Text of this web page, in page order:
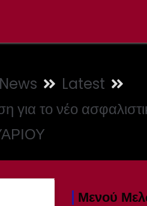
News
Latest
για το νέο
Μενού